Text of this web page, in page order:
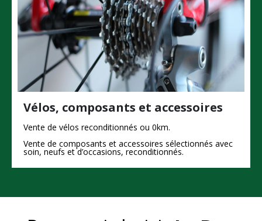
Vélos, composants et accessoires
Vente de vélos reconditionnés ou 0km.
Vente de composants et accessoires sélectionnés avec
soin, neufs et d’occasions, reconditionnés.